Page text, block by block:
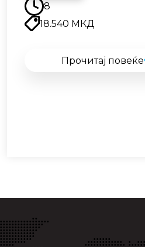
8
18.540 МКД
Прочитај повеќе